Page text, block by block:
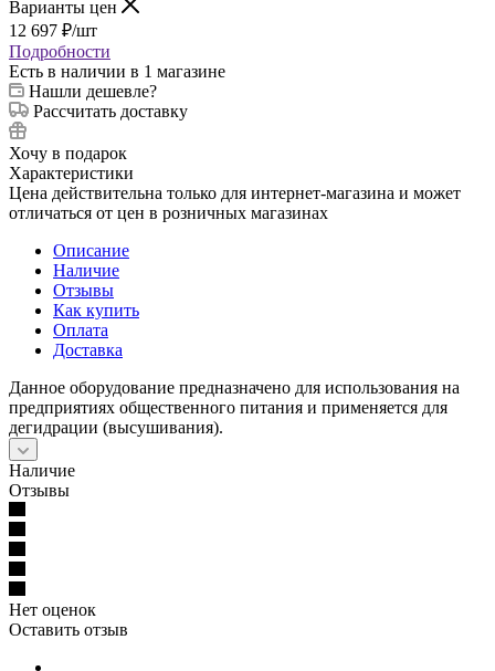
Варианты цен
12 697 ₽/шт
Подробности
Есть в наличии в 1 магазине
Нашли дешевле?
Рассчитать доставку
Хочу в подарок
Характеристики
Цена действительна только для интернет-магазина и может
отличаться от цен в розничных магазинах
Описание
Наличие
Отзывы
Как купить
Оплата
Доставка
Данное оборудование предназначено для использования на
предприятиях общественного питания и применяется для
дегидрации (высушивания).
Наличие
Отзывы
Нет оценок
Оставить отзыв